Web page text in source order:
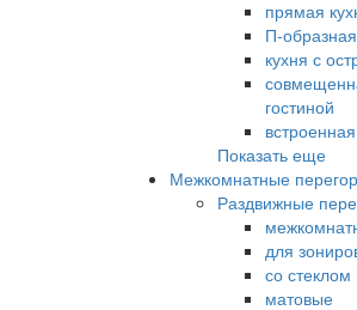
прямая
П-
кухня с
гостиной
Показать еще
Межкомнатные
Раздвижные
для
со стеклом
матовые